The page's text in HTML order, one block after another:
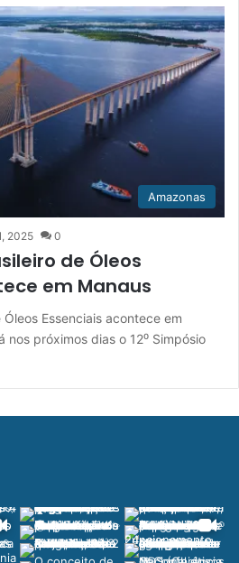
Amazonas
2025 0
de Óleos
em Manaus
Óleos Essenciais acontece em
nos próximos dias o 12⁰ Simpósio